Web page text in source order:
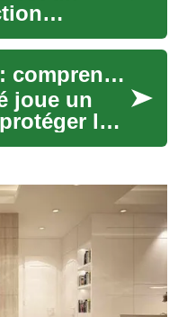
liés aux
Assurance santé : comprendre couverture, risques et conséquences financières
joue un
les
et